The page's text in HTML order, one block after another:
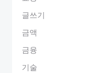
글쓰기
금액
금융
기술